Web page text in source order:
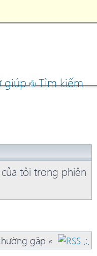
giúp Tìm kiếm
tôi trong phiên
gặp «